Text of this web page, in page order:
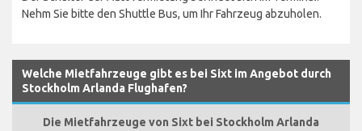
Nehm Sie bitte den Shuttle Bus, um Ihr Fahrzeug abzuholen.
Welche Mietfahrzeuge gibt es bei Sixt im Angebot durch
Stockholm Arlanda Flughafen?
Die Mietfahrzeuge von Sixt bei Stockholm Arlanda